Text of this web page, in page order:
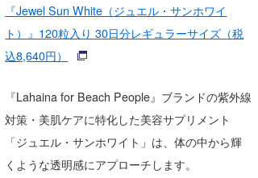
『Jewel Sun White（ジュエル・サンホワイ
ト）』120粒入り 30日分レギュラーサイズ（税
込8,640円）
『Lahaina for Beach People』ブランドの紫外線
対策・美肌ケアに特化した美容サプリメント
「ジュエル・サンホワイト」は、体の中から輝
くような透明感にアプローチします。